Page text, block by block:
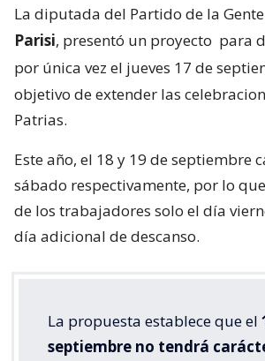
La diputada del Partido de la Gente
Parisi, presentó un proyecto para
por única vez el jueves 17 de
objetivo de extender las
Patrias.
Este año, el 18 y 19 de septiembre
sábado respectivamente, por lo
de los trabajadores solo el día
día adicional de descanso.
La propuesta establece que el
septiembre no tendrá